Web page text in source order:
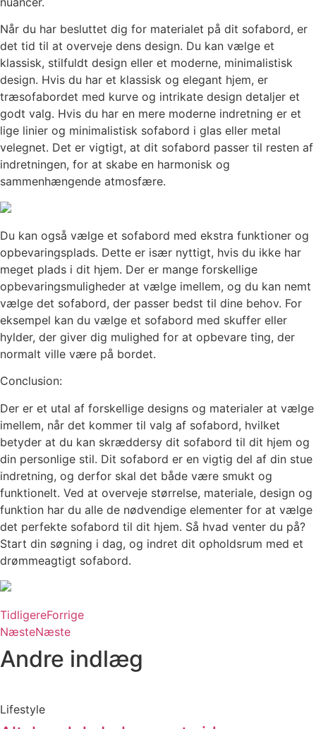
Når du har besluttet dig for materialet på dit sofabord, er
det tid til at overveje dens design. Du kan vælge et
klassisk, stilfuldt design eller et moderne, minimalistisk
design. Hvis du har et klassisk og elegant hjem, er
træsofabordet med kurve og intrikate design detaljer et
godt valg. Hvis du har en mere moderne indretning er et
lige linier og minimalistisk sofabord i glas eller metal
velegnet. Det er vigtigt, at dit sofabord passer til resten af
indretningen, for at skabe en harmonisk og
sammenhængende atmosfære.
Du kan også vælge et sofabord med ekstra funktioner og
opbevaringsplads. Dette er især nyttigt, hvis du ikke har
meget plads i dit hjem. Der er mange forskellige
opbevaringsmuligheder at vælge imellem, og du kan nemt
vælge det sofabord, der passer bedst til dine behov. For
eksempel kan du vælge et sofabord med skuffer eller
hylder, der giver dig mulighed for at opbevare ting, der
normalt ville være på bordet.
Conclusion:
Der er et utal af forskellige designs og materialer at vælge
imellem, når det kommer til valg af sofabord, hvilket
betyder at du kan skræddersy dit sofabord til dit hjem og
din personlige stil. Dit sofabord er en vigtig del af din stue
indretning, og derfor skal det både være smukt og
funktionelt. Ved at overveje størrelse, materiale, design og
funktion har du alle de nødvendige elementer for at vælge
det perfekte sofabord til dit hjem. Så hvad venter du på?
Start din søgning i dag, og indret dit opholdsrum med et
drømmeagtigt sofabord.
TidligereForrige
NæsteNæste
Andre indlæg
Lifestyle